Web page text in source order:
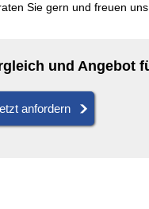
Sie gern und freuen
und Angebot
anfordern